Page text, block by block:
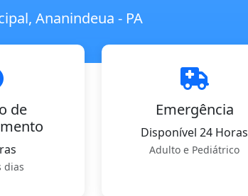
Ananindeua - PA
de
dias
Emergência
Disponível 24 Horas
Adulto e Pediátrico